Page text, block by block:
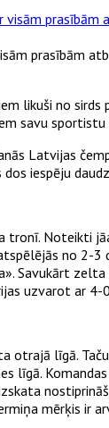
likuši no
savu sportistu
Latvijas
iespēju
no 2-3
Savukārt
uzvarot ar 4-
līgā.
līgā.
mērķis ir